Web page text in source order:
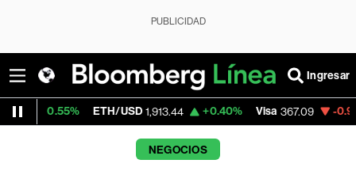
PUBLICIDAD
Ingresar
ETH/USD 1,913.44 +0.40% Visa 367.09 -0.91%
NEGOCIOS